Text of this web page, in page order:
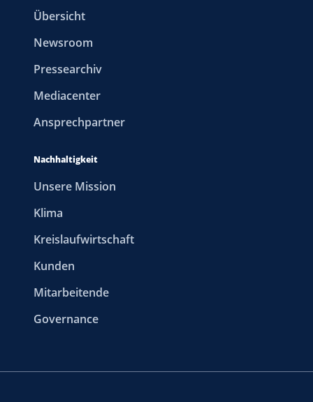
Übersicht
Newsroom
Pressearchiv
Mediacenter
Ansprechpartner
Nachhaltigkeit
Unsere Mission
Klima
Kreislaufwirtschaft
Kunden
Mitarbeitende
Governance